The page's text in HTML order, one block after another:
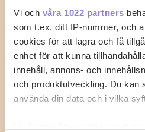
Vi och våra 1022 partners
som t.ex. ditt IP-nummer, och
cookies för att lagra och få
enhet för att kunna
innehåll, annons- och
och produktutveckling. Du kan
använda din data och i vilka
Med din tillåtelse skulle vi även
1 0